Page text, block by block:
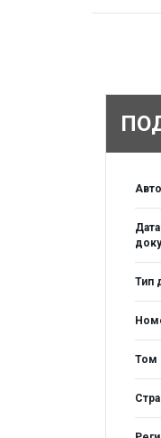
Тип
Том